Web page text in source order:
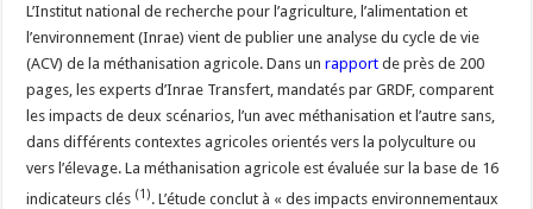
L’Institut national de recherche pour l’agriculture, l’alimentation et
l’environnement (Inrae) vient de publier une analyse du cycle de vie
(ACV) de la méthanisation agricole. Dans unrapport de près de 200
pages, les experts d’Inrae Transfert, mandatés par GRDF, comparent
les impacts de deux scénarios, l’un avec méthanisation et l’autre sans,
dans différents contextes agricoles orientés vers la polyculture ou
vers l’élevage. La méthanisation agricole est évaluée sur la base de 16
indicateurs clés (1). L’étude conclut à « des impacts environnementaux